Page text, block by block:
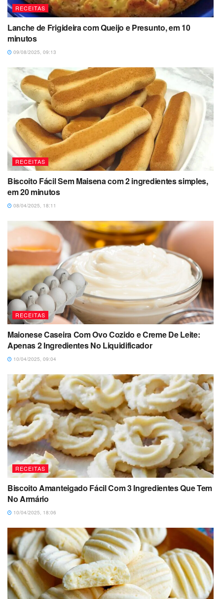
RECEITAS
Lanche de Frigideira com Queijo e Presunto, em 10
minutos
09/08/2025, 09:13
RECEITAS
Biscoito Fácil Sem Maisena com 2 ingredientes simples,
em 20 minutos
08/04/2025, 18:11
RECEITAS
Maionese Caseira Com Ovo Cozido e Creme De Leite:
Apenas 2 Ingredientes No Liquidificador
10/04/2025, 09:04
RECEITAS
Biscoito Amanteigado Fácil Com 3 Ingredientes Que Tem
No Armário
10/04/2025, 18:06